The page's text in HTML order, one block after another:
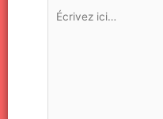
Écrivez
ici…